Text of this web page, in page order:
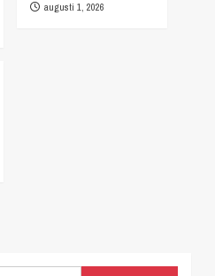
augusti 1, 2026